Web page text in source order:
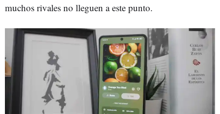
muchos rivales no lleguen a este punto.